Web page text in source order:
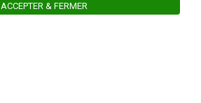
ACCEPTER & FERMER